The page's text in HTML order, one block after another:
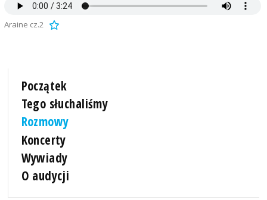
Araine cz.2
Początek
Tego słuchaliśmy
Rozmowy
Koncerty
Wywiady
O audycji